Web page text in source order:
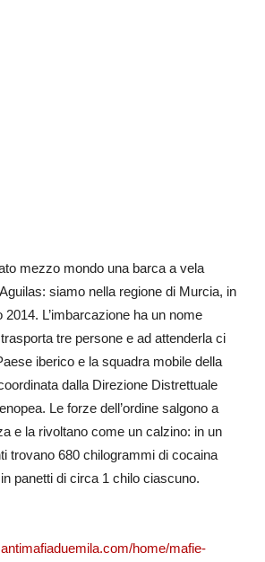
mezzo mondo una barca a vela
siamo nella regione di Murcia, in
2014. L’imbarcazione ha un nome
tre persone e ad attenderla ci
iberico e la squadra mobile della
dalla Direzione Distrettuale
Le forze dell’ordine salgono a
e la rivoltano come un calzino: in un
trovano 680 chilogrammi di cocaina
panetti di circa 1 chilo ciascuno.
home/mafie-